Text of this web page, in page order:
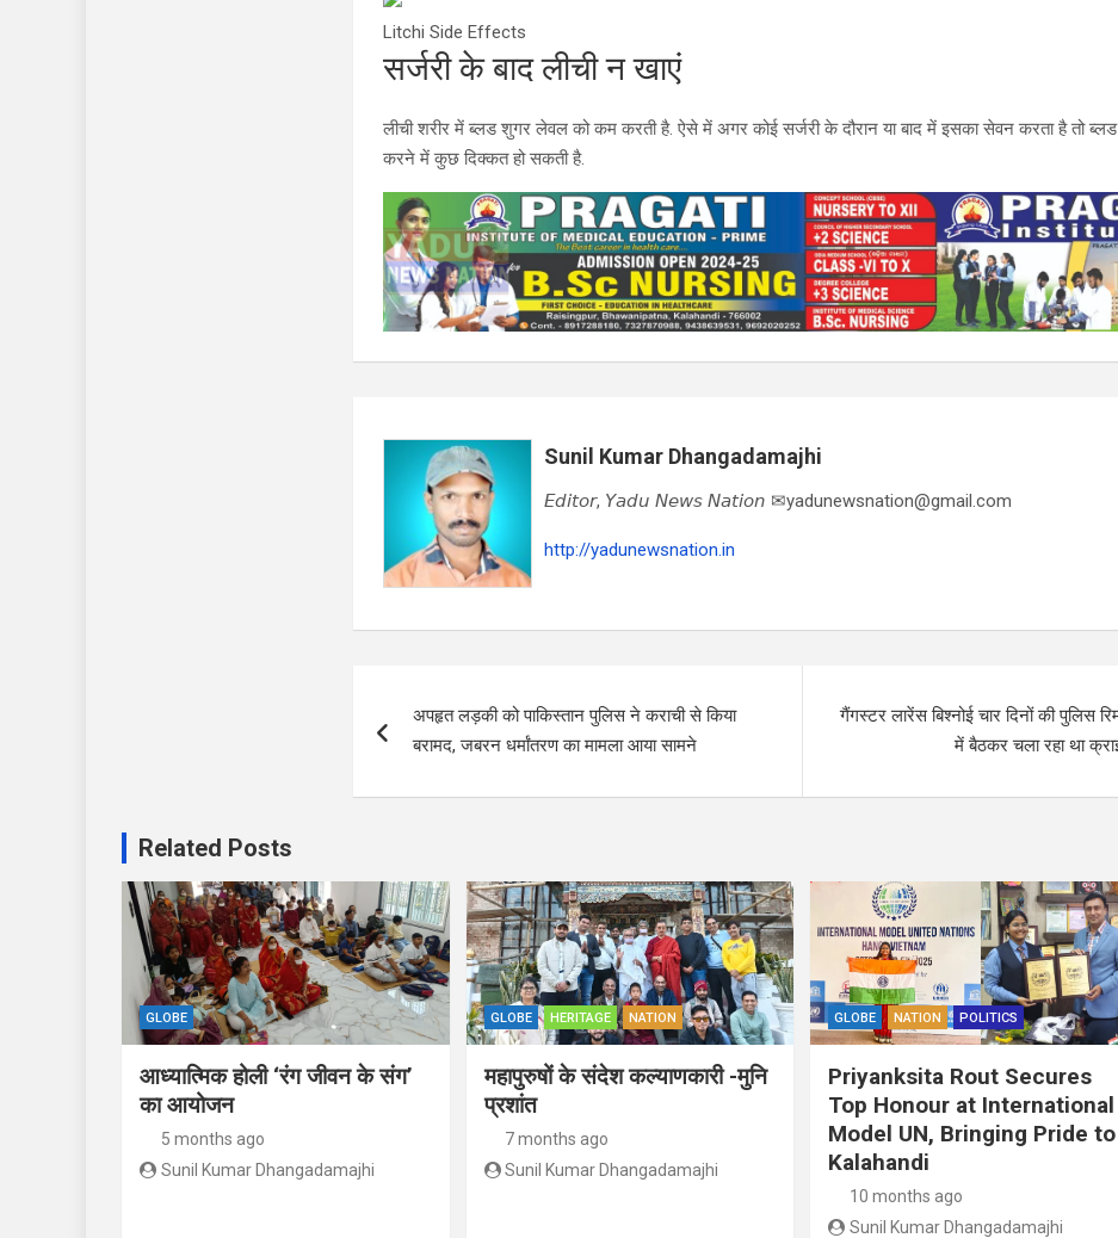
Litchi Side Effects
सर्जरी के बाद लीची न खाएं
लीची शरीर में ब्लड शुगर लेवल को कम करती है. ऐसे में अगर कोई सर्जरी के दौरान या बाद में इसका सेवन करता है तो
करने में कुछ दिक्कत हो सकती है.
Sunil Kumar Dhangadamajhi
𝘌𝘥𝘪𝘵𝘰𝘳, 𝘠𝘢𝘥𝘶 𝘕𝘦𝘸𝘴 𝘕𝘢𝘵𝘪𝘰𝘯 ✉yadunewsnation@gmail.com
http://yadunewsnation.in
navigation
अपहृत लड़की को पाकिस्तान पुलिस ने कराची से किया
बरामद, जबरन धर्मांतरण का मामला आया सामने
गैंगस्टर लारेंस बिश्नोई चार दिनों की पुलिस
में बैठकर चला रहा था
Related Posts
GLOBE
आध्यात्मिक होली ‘रंग जीवन के संग’
का आयोजन
5 months ago
Sunil Kumar Dhangadamajhi
GLOBE HERITAGE NATION
महापुरुषों के संदेश कल्याणकारी -मुनि
प्रशांत
7 months ago
Sunil Kumar Dhangadamajhi
GLOBE NATION POLITICS
Priyanksita Rout Secures
Top Honour at International
Model UN, Bringing Pride to
Kalahandi
10 months ago
Sunil Kumar Dhangadamajhi